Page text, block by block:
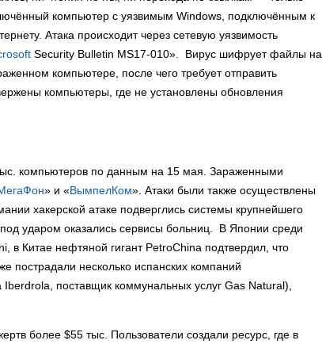
компьютер с уязвимым Windows, подключённым к
Атака происходит через сетевую уязвимость
Security Bulletin MS17-010». Вирус шифрует файлы на
компьютере, после чего требует отправить
компьютеры, где не установлены обновления
компьютеров по данным на 15 мая. Зараженными
» и «ВымпелКом». Атаки были также осуществлены
хакерской атаке подверглись системы крупнейшего
ударом оказались сервисы больниц. В Японии среди
в Китае нефтяной гигант PetroChina подтвердил, что
пострадали несколько испанских компаний
поставщик коммунальных услуг Gas Natural),
более $55 тыс. Пользователи создали ресурс, где в